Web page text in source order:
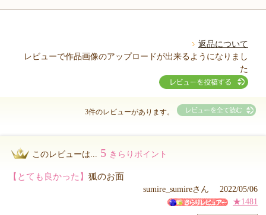
返品について
レビューで作品画像のアップロードが出来るようになりまし
た
3件のレビューがあります。
このレビューは... 5 きらりポイント
【とても良かった】 狐のお面
sumire_sumireさん 2022/05/06
★1481